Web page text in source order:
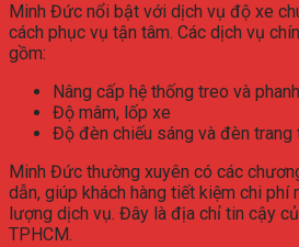
Minh Đức nổi bật với dịch vụ độ xe
cách phục vụ tận tâm. Các dịch vụ
gồm:
Nâng cấp hệ thống treo và phanh
Độ mâm, lốp xe
Độ đèn chiếu sáng và đèn trang
Minh Đức thường xuyên có các
dẫn, giúp khách hàng tiết kiệm chi phí
lượng dịch vụ. Đây là địa chỉ tin cậy
TPHCM.